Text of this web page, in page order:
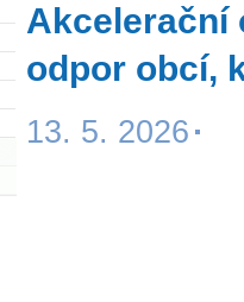
Akcelerační
odpor obcí,
13. 5. 2026